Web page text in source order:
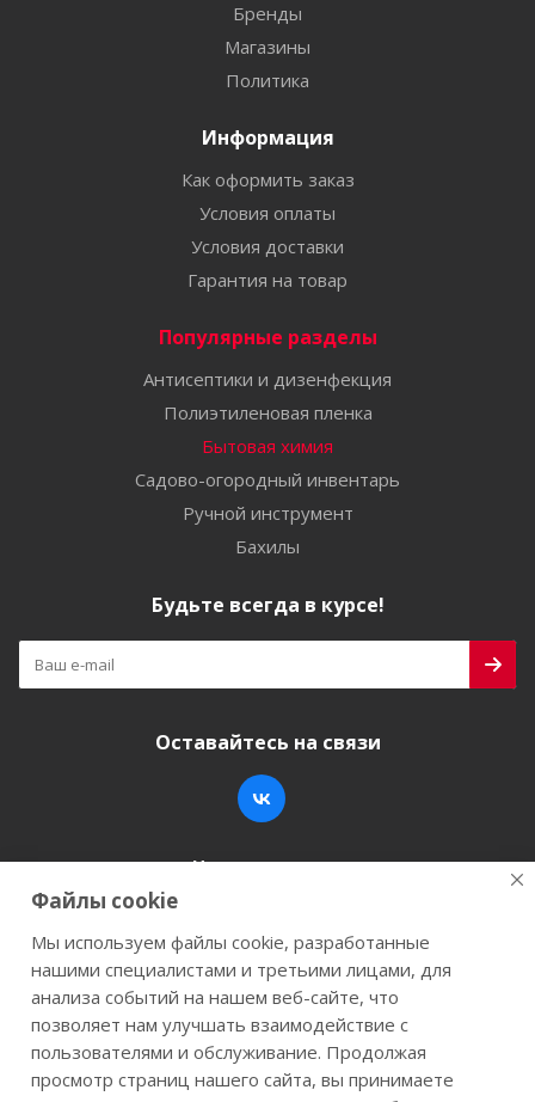
Бренды
Магазины
Политика
Информация
Как оформить заказ
Условия оплаты
Условия доставки
Гарантия на товар
Популярные разделы
Антисептики и дизенфекция
Полиэтиленовая пленка
Бытовая химия
Садово-огородный инвентарь
Ручной инструмент
Бахилы
Будьте всегда в курсе!
Оставайтесь на связи
Наши контакты
+7 (846) 200-05-15
г. Самара, ул. Заводское шоссе, 17
Файлы cookie
Мы используем файлы cookie, разработанные
нашими специалистами и третьими лицами, для
анализа событий на нашем веб-сайте, что
позволяет нам улучшать взаимодействие с
пользователями и обслуживание. Продолжая
просмотр страниц нашего сайта, вы принимаете